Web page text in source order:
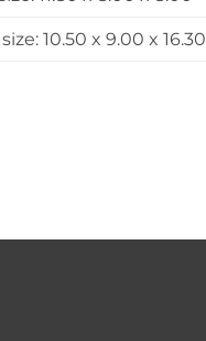
10.50 x 9.00 x 16.30